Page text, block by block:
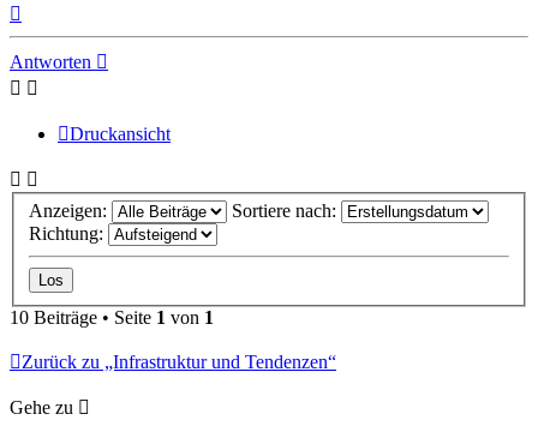
Antworten
Druckansicht
Anzeigen:
Sortiere nach:
Richtung:
10 Beiträge • Seite 1 von 1
Zurück zu „Infrastruktur und Tendenzen“
Gehe zu